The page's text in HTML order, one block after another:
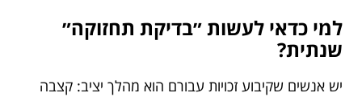
למי כדאי לעשות ״בדיקת תחזוקה״
שנתית?
יש אנשים שקיבוע זכויות עבורם הוא מהלך יציב: קצבה